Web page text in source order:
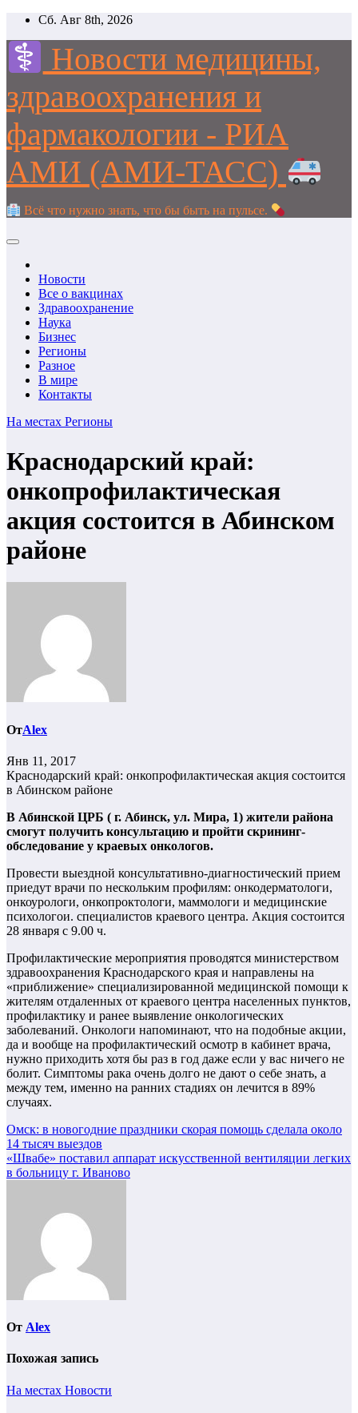
Перейти
содержимому
Сб. Авг 8th, 2026
Новости медицины,
здравоохранения и
фармакологии - РИА
АМИ (АМИ-ТАСС)
Всё что нужно знать, что бы быть на пульсе.
Новости
Все о вакцинах
Здравоохранение
Наука
Бизнес
Регионы
Разное
В мире
Контакты
На местах Регионы
Краснодарский край:
онкопрофилактическая
акция состоится в Абинском
районе
ОтAlex
Янв 11, 2017
Краснодарский край: онкопрофилактическая акция состоится
в Абинском районе
В Абинской ЦРБ ( г. Абинск, ул. Мира, 1) жители района
смогут получить консультацию и пройти скрининг-
обследование у краевых онкологов.
Провести выездной консультативно-диагностический прием
приедут врачи по нескольким профилям: онкодерматологи,
онкоурологи, онкопроктологи, маммологи и медицинские
психологои. специалистов краевого центра. Акция состоится
28 января с 9.00 ч.
Профилактические мероприятия проводятся министерством
здравоохранения Краснодарского края и направлены на
«приближение» специализированной медицинской помощи к
жителям отдаленных от краевого центра населенных пунктов,
профилактику и ранее выявление онкологических
заболеваний. Онкологи напоминают, что на подобные акции,
да и вообще на профилактический осмотр в кабинет врача,
нужно приходить хотя бы раз в год даже если у вас ничего не
болит. Симптомы рака очень долго не дают о себе знать, а
между тем, именно на ранних стадиях он лечится в 89%
случаях.
Навигация
по
записям
Омск: в новогодние праздники скорая помощь сделала около
14 тысяч выездов
«Швабе» поставил аппарат искусственной вентиляции легких
в больницу г. Иваново
От Alex
Похожая запись
На местах Новости